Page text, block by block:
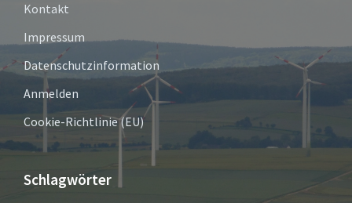
Kontakt
Impressum
Datenschutzinformation
Anmelden
Cookie-Richtlinie (EU)
Schlagwörter